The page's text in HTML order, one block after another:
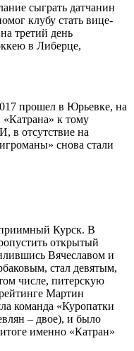
сыграть датчанин
клубу стать вице-
третий день
в Либерце,
прошел в Юрьевке, на
к тому
в отсутствие на
снова стали
Курск. В
открытый
Вячеславом и
стал девятым,
числе, питерскую
Мартин
команда «Куропатки
– двое), и было
именно «Катран»